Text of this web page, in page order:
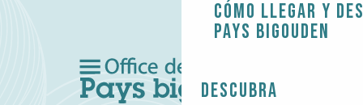
Cómo llegar y
Pays Bigouden
Descubra
Pardon Saint Boscat et Saint Laurent
Les Estivales de Tunvezh - Musique classique
Pardon de Saint-Budoc
Fête du Sport